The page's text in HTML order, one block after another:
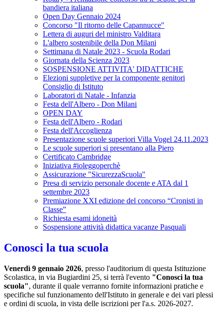
bandiera italiana
Open Day Gennaio 2024
Concorso "Il ritorno delle Capannucce"
Lettera di auguri del ministro Valditara
L'albero sostenibile della Don Milani
Settimana di Natale 2023 - Scuola Rodari
Giornata della Scienza 2023
SOSPENSIONE ATTIVITA' DIDATTICHE
Elezioni suppletive per la componente genitori
Consiglio di Istituto
Laboratori di Natale - Infanzia
Festa dell'Albero - Don Milani
OPEN DAY
Festa dell'Albero - Rodari
Festa dell'Accoglienza
Presentazione scuole superiori Villa Vogel 24.11.2023
Le scuole superiori si presentano alla Piero
Certificato Cambridge
Iniziativa #ioleggoperchè
Assicurazione "SicurezzaScuola"
Presa di servizio personale docente e ATA dal 1
settembre 2023
Premiazione XXI edizione del concorso “Cronisti in
Classe”
Richiesta esami idoneità
Sospensione attività didattica vacanze Pasquali
Conosci la tua scuola
Venerdì 9 gennaio 2026, presso l'auditorium di questa Istituzione
Scolastica, in via Bugiardini 25, si terrà l'evento "Conosci la tua
scuola", durante il quale verranno fornite informazioni pratiche e
specifiche sul funzionamento dell'Istituto in generale e dei vari plessi
e ordini di scuola, in vista delle iscrizioni per l'a.s. 2026-2027.